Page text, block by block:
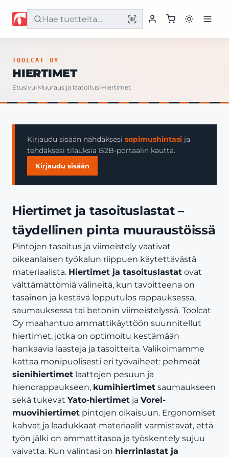
Etusivu
Yritys
Yhteystiedot
TOOLCAT OY
HIERTIMET
Etusivu›Muuraus ja laatoitus›Hiertimet
Kirjaudu sisään nähdäksesi sopimushintasi ja
tehdäksesi tilauksia B2B-portaalin kautta.
Kirjaudu sisään
Hiertimet ja tasoituslastat –
täydellinen pinta muuraustöissä
Pintojen tasoitus ja viimeistely vaativat
oikeanlaisen työkalun riippuen käytettävästä
materiaalista. Hiertimet ja tasoituslastat ovat
välttämättömiä välineitä, kun tavoitteena on
tasainen ja kestävä lopputulos rappauksessa,
saumauksessa tai betonin viimeistelyssä. Toolcat
Oy maahantuo ammattikäyttöön suunnitellut
hiertimet, jotka on optimoitu kestämään
hankaavia laasteja ja tasoitteita. Valikoimamme
kattaa monipuolisesti eri työvaiheet: pehmeät
sienihiertimet laattojen pesuun ja
hienorappaukseen, kumihiertimet saumaukseen
sekä tukevat Yato-hiertimet ja Vorel-
muovihiertimet pintojen oikaisuun. Ergonomiset
kahvat ja laadukkaat materiaalit varmistavat, että
työn jälki on ammattitasoa ja työskentely sujuu
vaivatta. Kun valintasi on hierrinlastat ja